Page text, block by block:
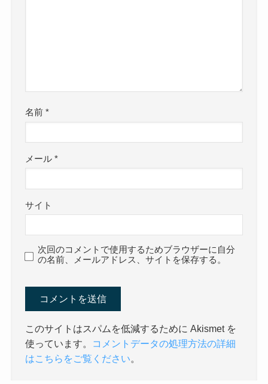
名前*
メール*
サイト
次回のコメントで使用するためブラウザーに自分
の名前、メールアドレス、サイトを保存する。
このサイトはスパムを低減するために Akismet を
使っています。
コメントデータの処理方法の詳細
はこちらをご覧ください